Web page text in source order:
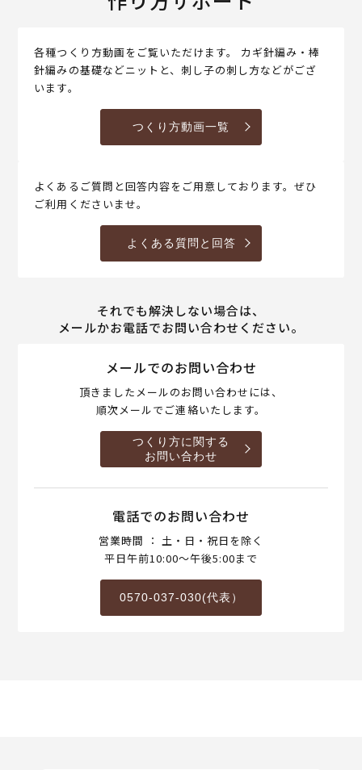
各種つくり方動画をご覧いただけます。 カギ針編み・棒
針編みの基礎などニットと、刺し子の刺し方などがござ
います。
つくり方動画一覧
よくあるご質問と回答内容をご用意しております。ぜひ
ご利用くださいませ。
よくある質問と回答
それでも解決しない場合は、
メールかお電話でお問い合わせください。
メールでのお問い合わせ
頂きましたメールのお問い合わせには、
順次メールでご連絡いたします。
つくり方に関する
お問い合わせ
電話でのお問い合わせ
営業時間 ： 土・日・祝日を除く
平日午前10:00～午後5:00まで
0570-037-030(代表）